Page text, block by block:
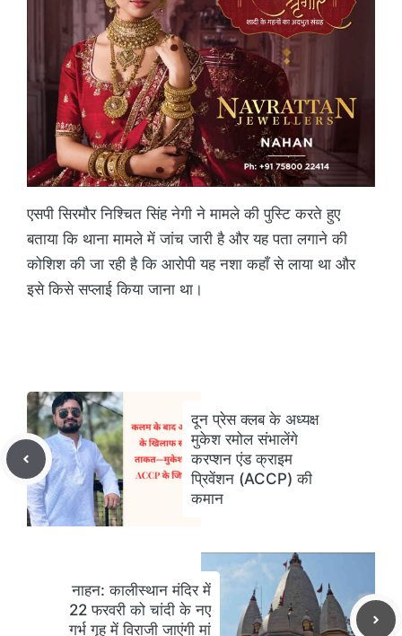
एसपी सिरमौर निश्चित सिंह नेगी ने मामले की पुस्टि करते हुए
बताया कि थाना मामले में जांच जारी है और यह पता लगाने की
कोशिश की जा रही है कि आरोपी यह नशा कहाँ से लाया था और
इसे किसे सप्लाई किया जाना था।
दून प्रेस क्लब के अध्यक्ष
मुकेश रमोल संभालेंगे
करप्शन एंड क्राइम
प्रिवेंशन (ACCP) की
कमान
नाहन: कालीस्थान मंदिर में
22 फरवरी को चांदी के नए
गर्भ गृह में विराजी जाएंगी मां